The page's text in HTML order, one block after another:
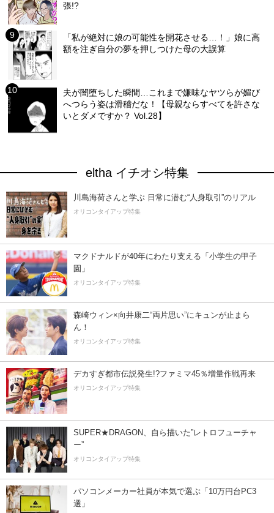
張!?
「私が絶対に娘の可能性を開花させる…！」娘に高
額を注ぎ自分の夢を押しつけた母の大誤算
夫が闇堕ちした瞬間…これまで嫌味なヤツらが媚び
へつらう姿は滑稽だな！【母親ならすべてを許さな
いとダメですか？ Vol.28】
eltha イチオシ特集
川島海荷さんと学ぶ 日常に潜む“人身取引”のリアル
オリコンタイアップ特集
マクドナルドが40年にわたり支える「小学生の甲子
園」
オリコンタイアップ特集
森崎ウィン×向井康二“両片思い”にキュンが止まら
ん！
オリコンタイアップ特集
デカすぎ都市伝説発生!?ファミマ45％増量作戦再来
オリコンタイアップ特集
SUPER★DRAGON、自ら描いた”レトロフューチャ
ー”
オリコンタイアップ特集
パソコンメーカー社員が本気で選ぶ「10万円台PC3
選」